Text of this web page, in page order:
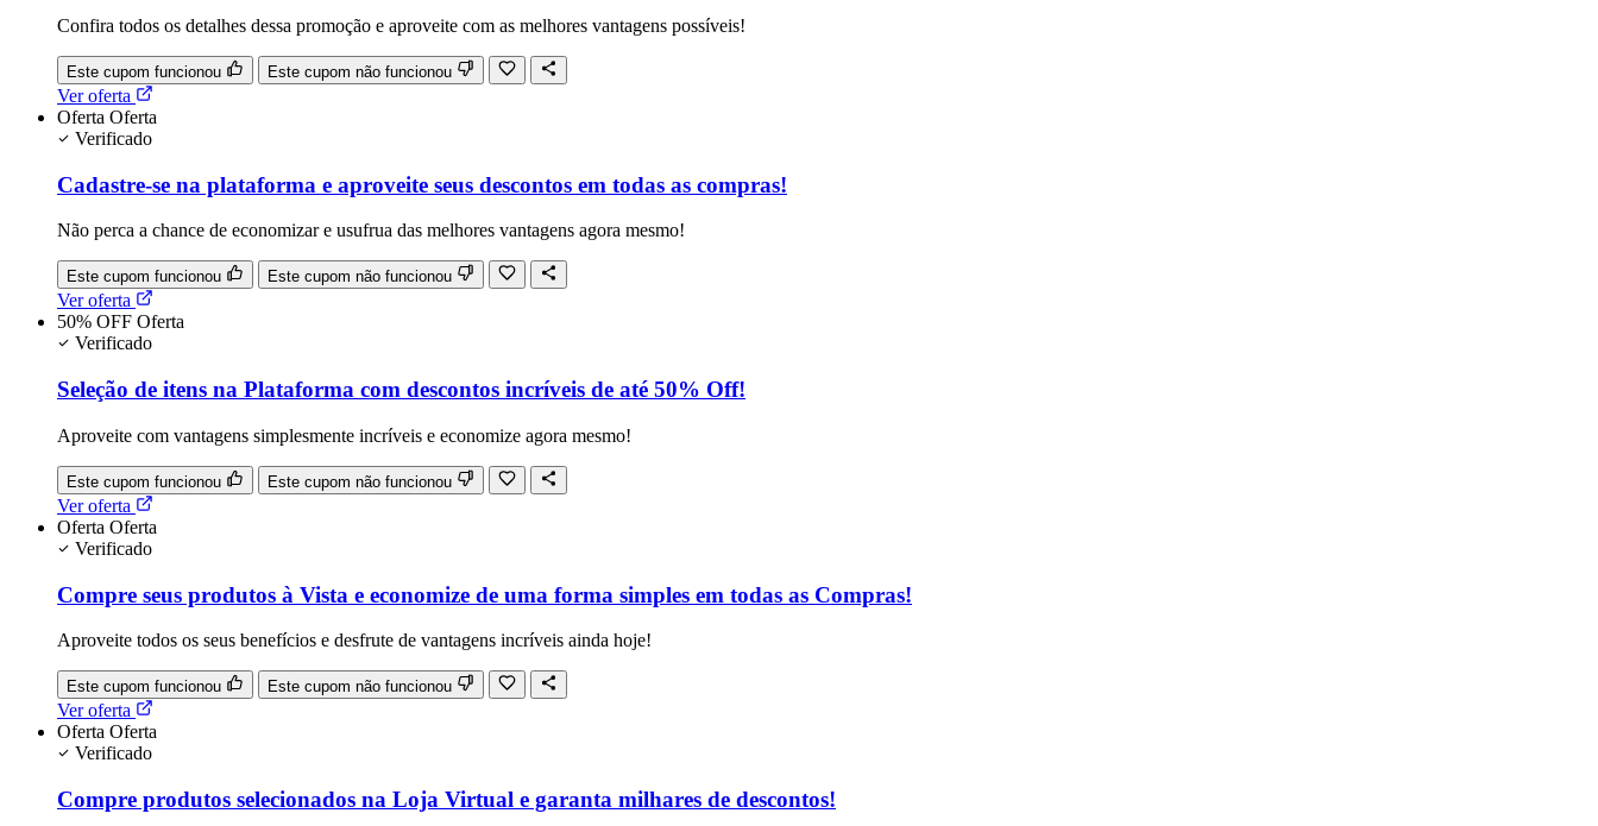
Confira todos os detalhes dessa promoção e aproveite com as melhores vantagens possíveis!
Este cupom funcionou Este cupom não funcionou
Ver oferta
Oferta Oferta
Verificado
Cadastre-se na plataforma e aproveite seus descontos em todas as compras!
Não perca a chance de economizar e usufrua das melhores vantagens agora mesmo!
Este cupom funcionou Este cupom não funcionou
Ver oferta
50% OFF Oferta
Verificado
Seleção de itens na Plataforma com descontos incríveis de até 50% Off!
Aproveite com vantagens simplesmente incríveis e economize agora mesmo!
Este cupom funcionou Este cupom não funcionou
Ver oferta
Oferta Oferta
Verificado
Compre seus produtos à Vista e economize de uma forma simples em todas as Compras!
Aproveite todos os seus benefícios e desfrute de vantagens incríveis ainda hoje!
Este cupom funcionou Este cupom não funcionou
Ver oferta
Oferta Oferta
Verificado
Compre produtos selecionados na Loja Virtual e garanta milhares de descontos!